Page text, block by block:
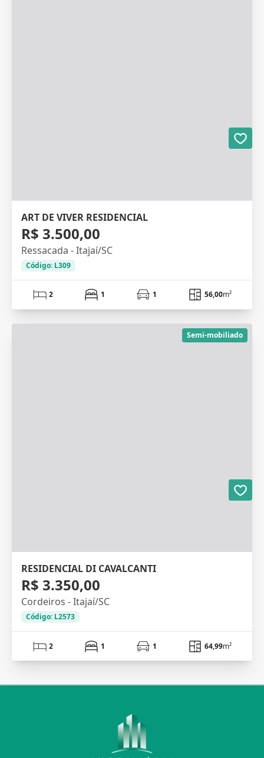
ART DE VIVER RESIDENCIAL
R$ 3.500,00
Ressacada - Itajaí/SC
Código: L309
2 1 1 56,00m²
Semi-mobiliado
RESIDENCIAL DI CAVALCANTI
R$ 3.350,00
Cordeiros - Itajaí/SC
Código: L2573
2 1 1 64,99m²